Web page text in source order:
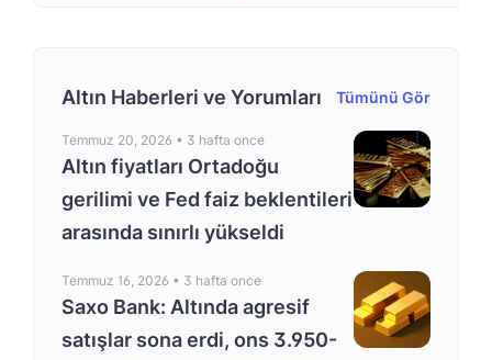
Altın Haberleri ve Yorumları Tümünü Gör
Temmuz 20, 2026 • 3 hafta once
Altın fiyatları Ortadoğu
gerilimi ve Fed faiz beklentileri
arasında sınırlı yükseldi
Temmuz 16, 2026 • 3 hafta once
Saxo Bank: Altında agresif
satışlar sona erdi, ons 3.950-